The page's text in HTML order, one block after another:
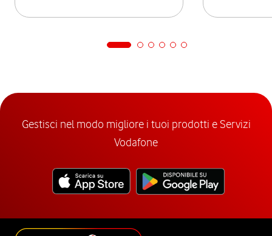
Gestisci nel modo migliore i tuoi prodotti e Servizi
Vodafone